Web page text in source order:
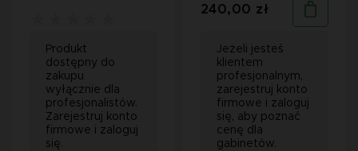
Produkt
dostępny do
zakupu
wyłącznie dla
profesjonalistów.
Zarejestruj konto
firmowe i zaloguj
się.
240,00 zł
Jeżeli jesteś
klientem
profesjonalnym,
zarejestruj konto
firmowe i zaloguj
się, aby poznać
cenę dla
gabinetów.